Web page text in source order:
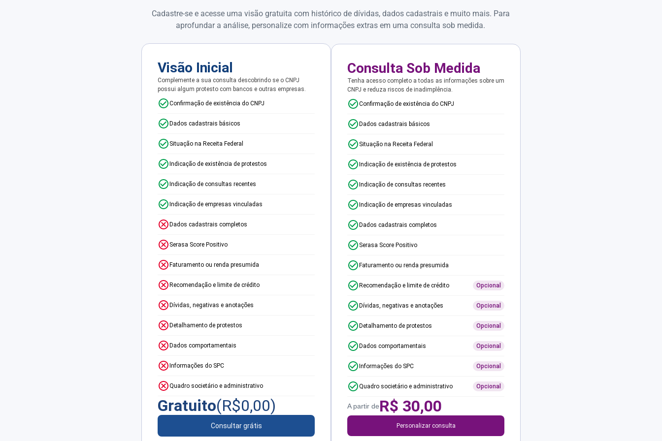
Cadastre-se e acesse uma visão gratuita com histórico de dívidas, dados cadastrais e muito mais. Para
aprofundar a análise, personalize com informações extras em uma consulta sob medida.
Visão Inicial
Complemente a sua consulta descobrindo se o CNPJ
possui algum protesto com bancos e outras empresas.
Confirmação de existência do CNPJ
Dados cadastrais básicos
Situação na Receita Federal
Indicação de existência de protestos
Indicação de consultas recentes
Indicação de empresas vinculadas
Dados cadastrais completos
Serasa Score Positivo
Faturamento ou renda presumida
Recomendação e limite de crédito
Dívidas, negativas e anotações
Detalhamento de protestos
Dados comportamentais
Informações do SPC
Quadro societário e administrativo
Gratuito(R$0,00)
Consultar grátis
Consulta Sob Medida
Tenha acesso completo a todas as informações sobre um
CNPJ e reduza riscos de inadimplência.
Confirmação de existência do CNPJ
Dados cadastrais básicos
Situação na Receita Federal
Indicação de existência de protestos
Indicação de consultas recentes
Indicação de empresas vinculadas
Dados cadastrais completos
Serasa Score Positivo
Faturamento ou renda presumida
Recomendação e limite de crédito Opcional
Dívidas, negativas e anotações Opcional
Detalhamento de protestos Opcional
Dados comportamentais Opcional
Informações do SPC Opcional
Quadro societário e administrativo Opcional
A partir deR$ 30,00
Personalizar consulta